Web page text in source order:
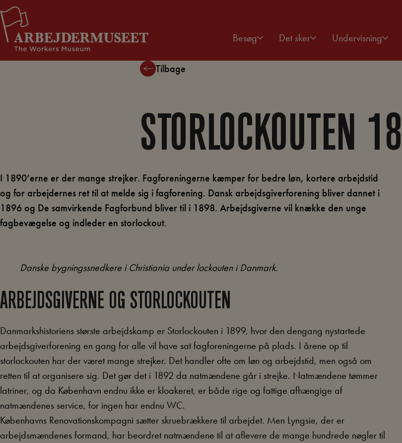
Hop
til
indholdet
Besøg Det sker Undervisning
Tilbage
STORLOCKOUTEN
I 1890’erne er der mange strejker. Fagforeningerne kæmper for bedre løn, kortere arbejdstid
og for arbejdernes ret til at melde sig i fagforening. Dansk arbejdsgiverforening bliver dannet i
1896 og De samvirkende Fagforbund bliver til i 1898. Arbejdsgiverne vil knække den unge
fagbevægelse og indleder en storlockout.
Danske bygningssnedkere i Christiania under lockouten i Danmark.
ARBEJDSGIVERNE OG STORLOCKOUTEN
Danmarkshistoriens største arbejdskamp er Storlockouten i 1899, hvor den dengang nystartede
arbejdsgiverforening en gang for alle vil have sat fagforeningerne på plads. I årene op til
storlockouten har der været mange strejker. Det handler ofte om løn og arbejdstid, men også om
retten til at organisere sig. Det gør det i 1892 da natmændene går i strejke. Natmændene tømmer
latriner, og da København endnu ikke er kloakeret, er både rige og fattige afhængige af
natmændenes service, for ingen har endnu WC.
Københavns Renovationskompagni sætter skruebrækkere til arbejdet. Men Lyngsie, der er
arbejdsmændenes formand, har beordret natmændene til at aflevere de mange hundrede nøgler til